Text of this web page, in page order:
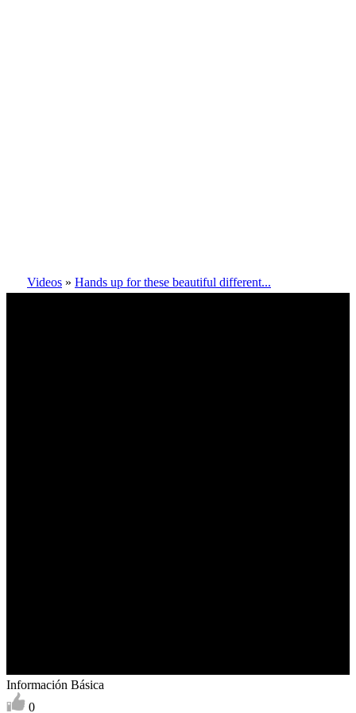
Videos » Hands up for these beautiful different...
Información Básica
0